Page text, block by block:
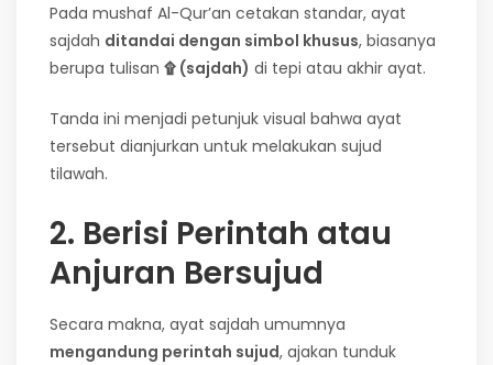
Pada mushaf Al-Qur’an cetakan standar, ayat
sajdah ditandai dengan simbol khusus, biasanya
berupa tulisan ۩ (sajdah) di tepi atau akhir ayat.
Tanda ini menjadi petunjuk visual bahwa ayat
tersebut dianjurkan untuk melakukan sujud
tilawah.
2. Berisi Perintah atau
Anjuran Bersujud
Secara makna, ayat sajdah umumnya
mengandung perintah sujud, ajakan tunduk